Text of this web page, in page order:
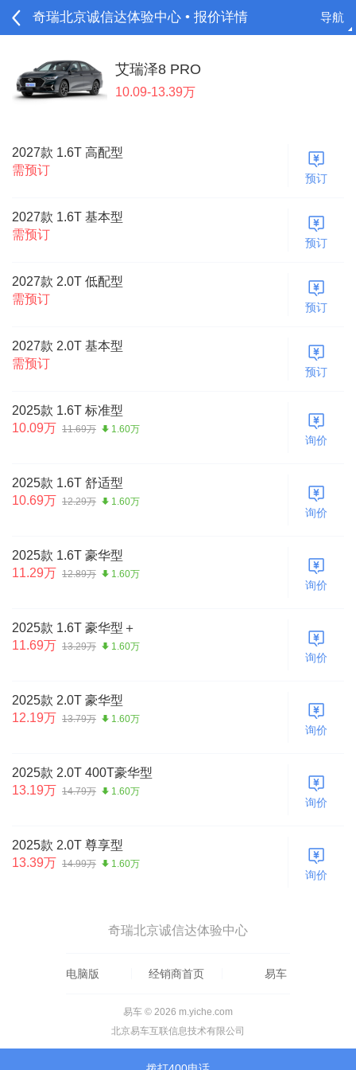
奇瑞北京诚信达体验中心 • 报价详情 导航
艾瑞泽8 PRO
10.09-13.39万
2027款 1.6T 高配型
需预订
预订
2027款 1.6T 基本型
需预订
预订
2027款 2.0T 低配型
需预订
预订
2027款 2.0T 基本型
需预订
预订
2025款 1.6T 标准型
10.09万 11.69万 1.60万
询价
2025款 1.6T 舒适型
10.69万 12.29万 1.60万
询价
2025款 1.6T 豪华型
11.29万 12.89万 1.60万
询价
2025款 1.6T 豪华型＋
11.69万 13.29万 1.60万
询价
2025款 2.0T 豪华型
12.19万 13.79万 1.60万
询价
2025款 2.0T 400T豪华型
13.19万 14.79万 1.60万
询价
2025款 2.0T 尊享型
13.39万 14.99万 1.60万
询价
奇瑞北京诚信达体验中心
电脑版 经销商首页 易车
易车 © 2026 m.yiche.com
北京易车互联信息技术有限公司